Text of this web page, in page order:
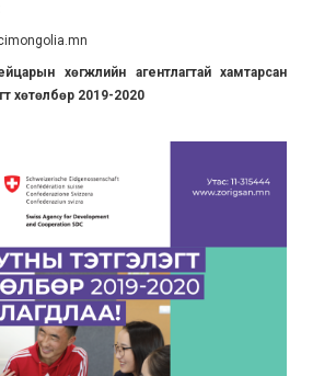
хөгжлийн агентлагтай хамтарсан
хөтөлбөр 2019-2020